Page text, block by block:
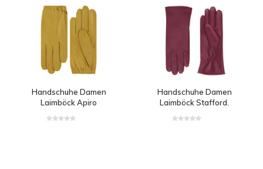
Handschuhe Damen
Laimböck Apiro
Handschuhe Damen
Laimböck Stafford.